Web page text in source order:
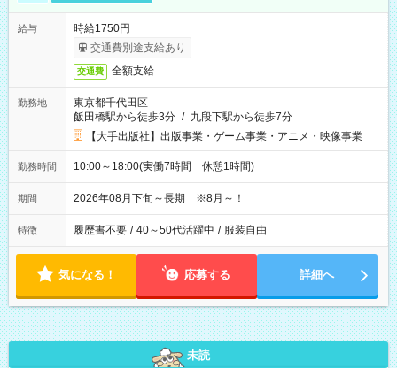
給与
時給1750円
交通費別途支給あり
交通費 全額支給
勤務地
東京都千代田区
飯田橋駅から徒歩3分 / 九段下駅から徒歩7分
【大手出版社】出版事業・ゲーム事業・アニメ・映像事業
勤務時間 10:00～18:00(実働7時間 休憩1時間)
期間 2026年08月下旬～長期 ※8月～！
特徴 履歴書不要 / 40～50代活躍中 / 服装自由
気になる！ 応募する 詳細へ
未読